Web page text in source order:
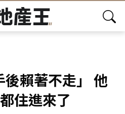
賴著不走」 他
住進來了